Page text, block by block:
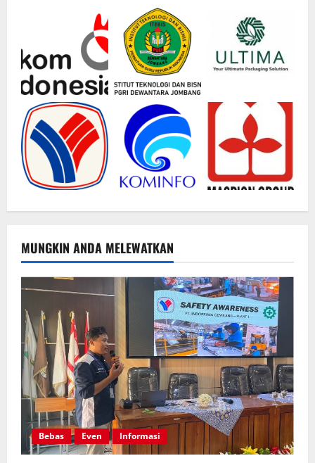
MUNGKIN ANDA MELEWATKAN
Bebas Even Informasi